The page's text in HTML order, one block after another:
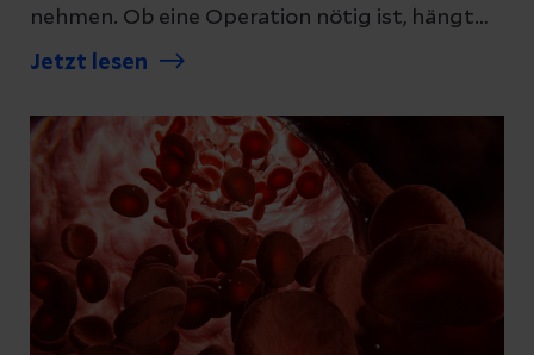
nehmen. Ob eine Operation nötig ist, hängt
vor allem davon ab, ob Beschwerden
und welche weiteren Risikofaktoren
vorliegen.
Jetzt lesen